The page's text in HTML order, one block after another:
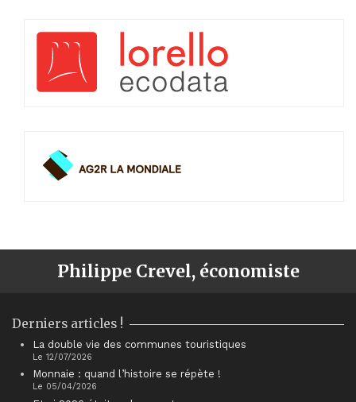
Philippe Crevel, économiste
Derniers articles !
La double vie des communes touristiques
Le 12/07/2026
Monnaie : quand l’histoire se répète !
Le 05/04/2026